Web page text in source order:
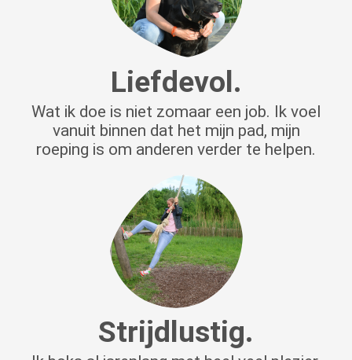
Liefdevol.
Wat ik doe is niet zomaar een job. Ik voel
vanuit binnen dat het mijn pad, mijn
roeping is om anderen verder te helpen.
Strijdlustig.